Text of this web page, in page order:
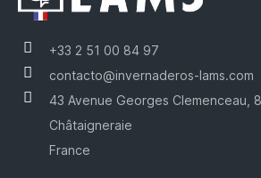
+33 2 51 00 84 97
contacto@invernaderos-lams.com
43 Avenue Georges Clemenceau,
Châtaigneraie
France